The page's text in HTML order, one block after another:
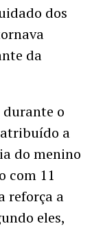
dos
da
o
a
do menino
com 11
reforça a
eles,